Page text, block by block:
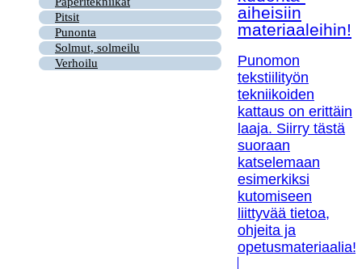
Pitsit
Punonta
Solmut, solmeilu
Verhoilu
aiheisiin
materiaaleihin!
Punomon
tekstiilityön
tekniikoiden
kattaus on erittäin
laaja. Siirry tästä
suoraan
katselemaan
esimerkiksi
kutomiseen
liittyvää tietoa,
ohjeita ja
opetusmateriaalia!